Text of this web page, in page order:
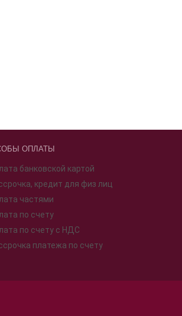
ОПЛАТЫ